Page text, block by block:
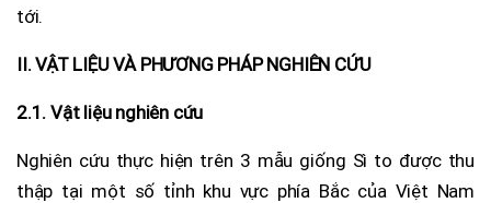
tới.
II. VẬT LIỆU VÀ PHƯƠNG PHÁP NGHIÊN CỨU
2.1. Vật liệu nghiên cứu
Nghiên cứu thực hiện trên 3 mẫu giống Sì to được thu
thập tại một số tỉnh khu vực phía Bắc của Việt Nam